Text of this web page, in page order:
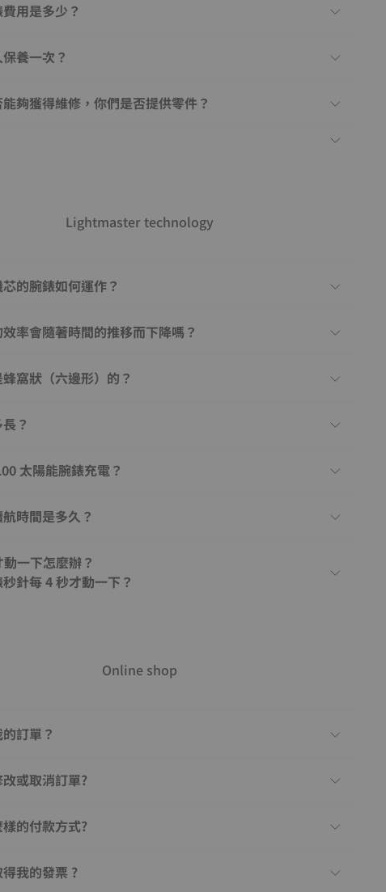
用是多少？
養一次？
夠獲得維修，你們是否提供零件？
Lightmaster technology
的腕錶如何運作？
率會隨著時間的推移而下降嗎？
窩狀（六邊形）的？
？
太陽能腕錶充電？
時間是多久？
一下怎麼辦？
針每 4 秒才動一下？
Online shop
訂單？
或取消訂單?
的付款方式?
我的發票 ?